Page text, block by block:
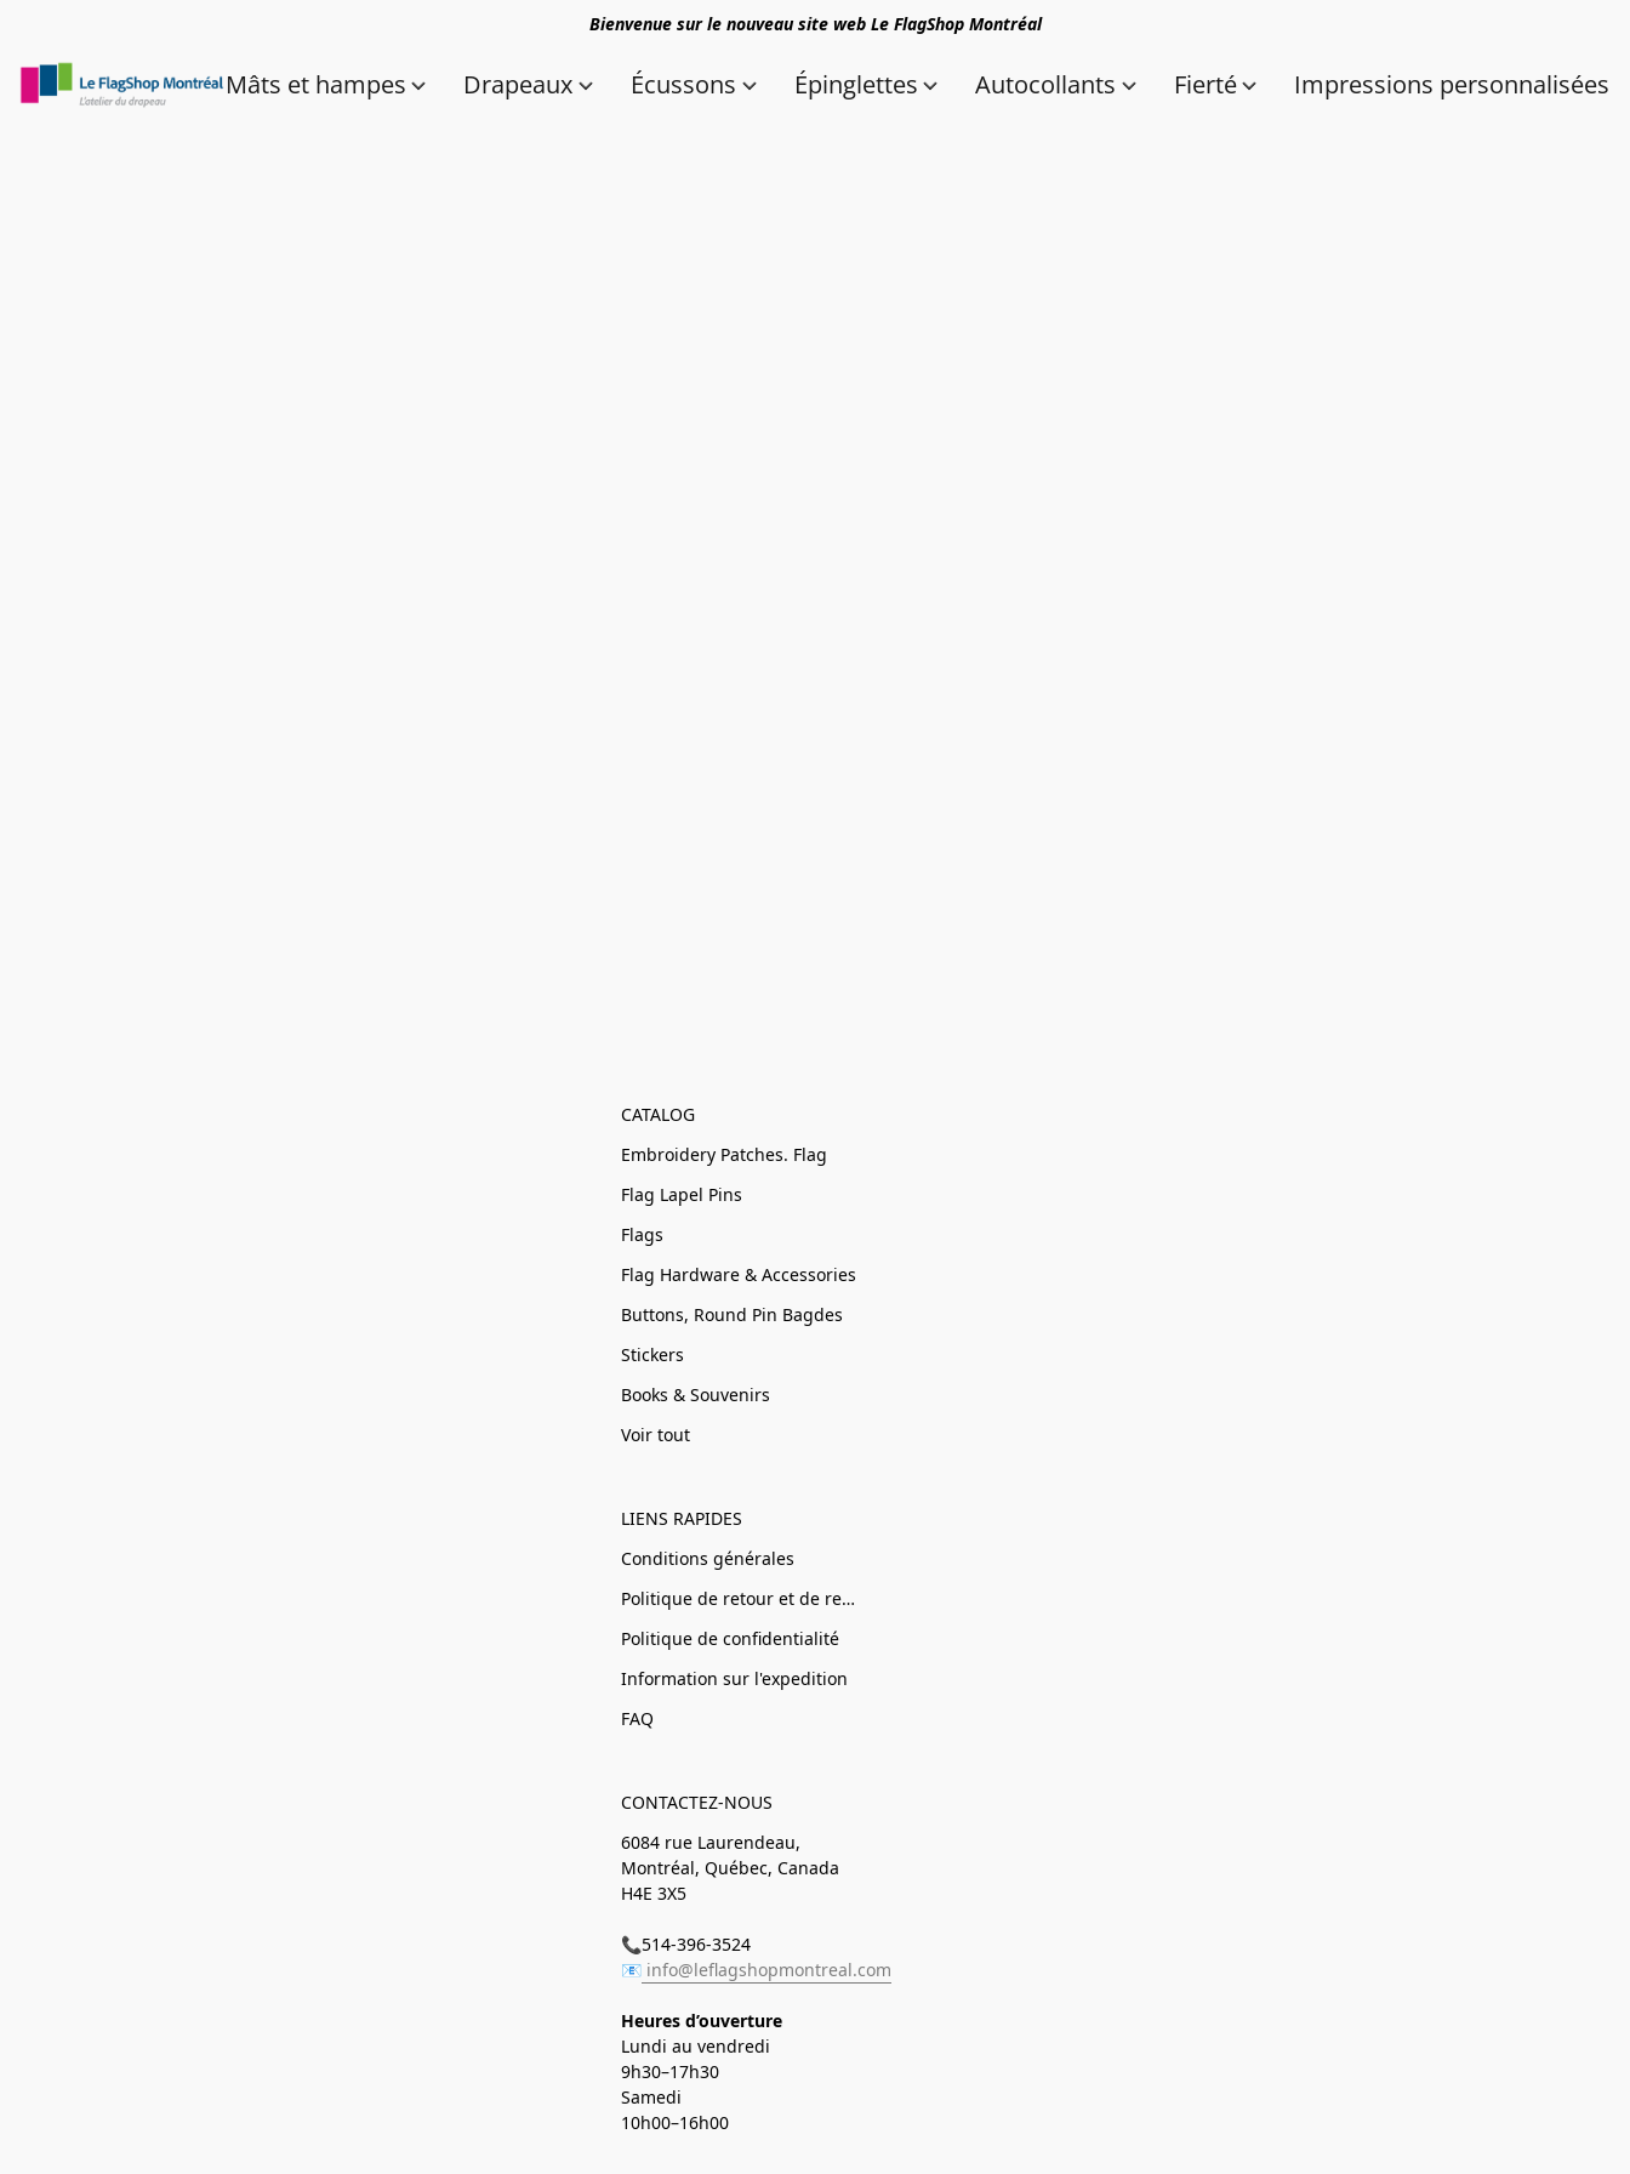
Bienvenue sur le nouveau site web Le FlagShop Montréal
Mâts et hampes Drapeaux Écussons Épinglettes Autocollants Fierté Impressions personnalisées
CATALOG
Embroidery Patches. Flag
Flag Lapel Pins
Flags
Flag Hardware & Accessories
Buttons, Round Pin Bagdes
Stickers
Books & Souvenirs
Voir tout
LIENS RAPIDES
Conditions générales
Politique de retour et de remboursement
Politique de confidentialité
Information sur l'expedition
FAQ
CONTACTEZ-NOUS
6084 rue Laurendeau,
Montréal, Québec, Canada
H4E 3X5
📞514-396-3524
📧 info@leflagshopmontreal.com
Heures d’ouverture
Lundi au vendredi
9h30–17h30
Samedi
10h00–16h00